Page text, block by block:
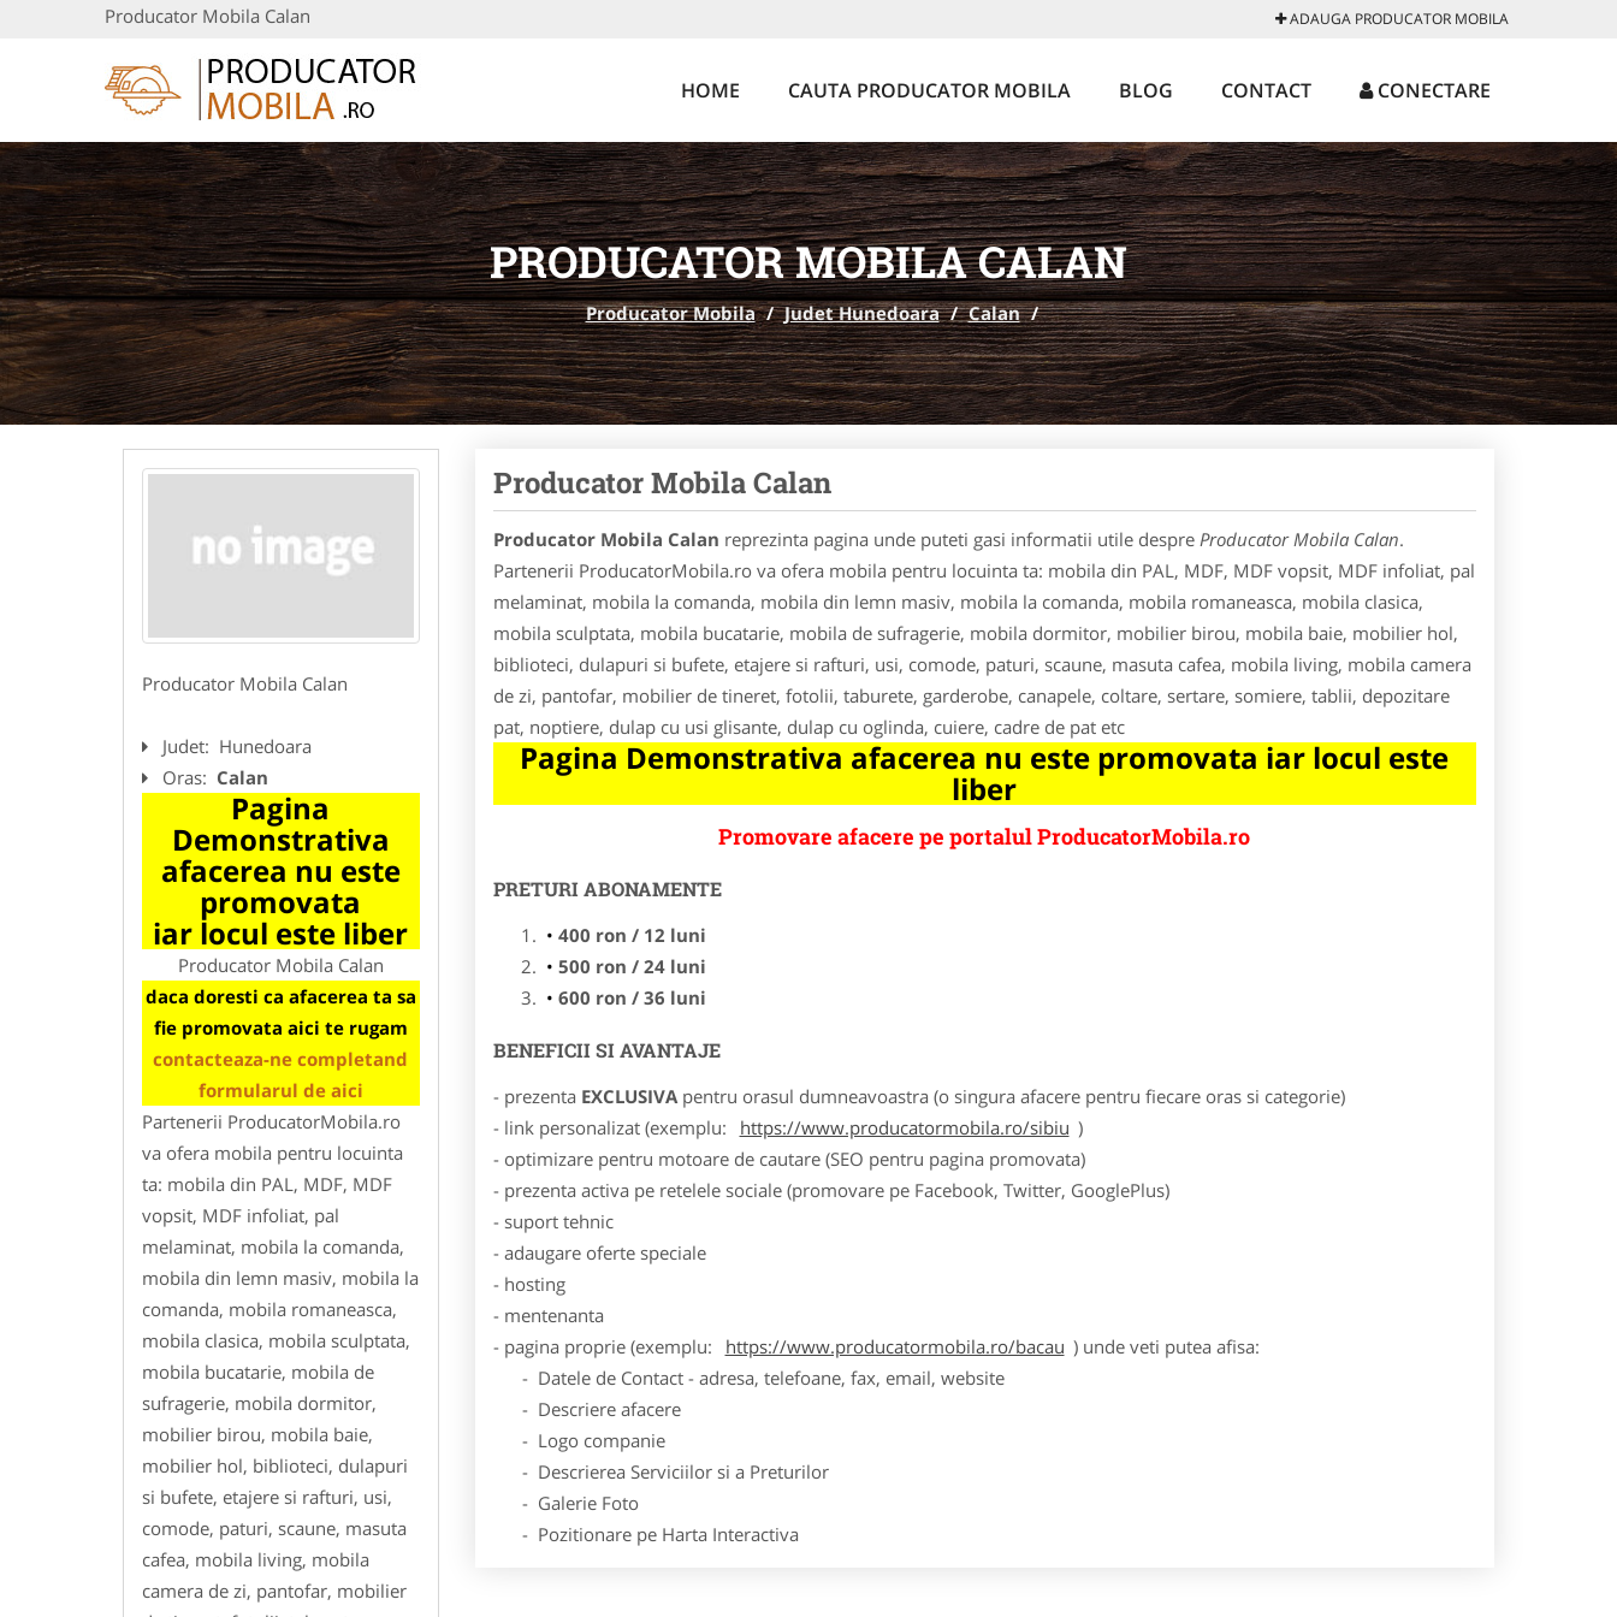
Producator Mobila Calan ADAUGA PRODUCATOR MOBILA
HOME CAUTA PRODUCATOR MOBILA BLOG CONTACT CONECTARE
PRODUCATOR MOBILA CALAN
Producator Mobila / Judet Hunedoara / Calan /
Producator Mobila Calan
Judet: Hunedoara
Oras: Calan
Pagina
Demonstrativa
afacerea nu este
promovata
iar locul este liber
Producator Mobila Calan
daca doresti ca afacerea ta sa
fie promovata aici te rugam
contacteaza-ne completand
formularul de aici
Partenerii ProducatorMobila.ro
va ofera mobila pentru locuinta
ta: mobila din PAL, MDF, MDF
vopsit, MDF infoliat, pal
melaminat, mobila la comanda,
mobila din lemn masiv, mobila la
comanda, mobila romaneasca,
mobila clasica, mobila sculptata,
mobila bucatarie, mobila de
sufragerie, mobila dormitor,
mobilier birou, mobila baie,
mobilier hol, biblioteci, dulapuri
si bufete, etajere si rafturi, usi,
comode, paturi, scaune, masuta
cafea, mobila living, mobila
camera de zi, pantofar, mobilier
Producator Mobila Calan
Producator Mobila Calan reprezinta pagina unde puteti gasi informatii utile despre Producator Mobila Calan.
Partenerii ProducatorMobila.ro va ofera mobila pentru locuinta ta: mobila din PAL, MDF, MDF vopsit, MDF infoliat, pal
melaminat, mobila la comanda, mobila din lemn masiv, mobila la comanda, mobila romaneasca, mobila clasica,
mobila sculptata, mobila bucatarie, mobila de sufragerie, mobila dormitor, mobilier birou, mobila baie, mobilier hol,
biblioteci, dulapuri si bufete, etajere si rafturi, usi, comode, paturi, scaune, masuta cafea, mobila living, mobila camera
de zi, pantofar, mobilier de tineret, fotolii, taburete, garderobe, canapele, coltare, sertare, somiere, tablii, depozitare
pat, noptiere, dulap cu usi glisante, dulap cu oglinda, cuiere, cadre de pat etc
Pagina Demonstrativa afacerea nu este promovata iar locul este
liber
Promovare afacere pe portalul ProducatorMobila.ro
PRETURI ABONAMENTE
400 ron / 12 luni
500 ron / 24 luni
600 ron / 36 luni
BENEFICII SI AVANTAJE
- prezenta EXCLUSIVApentru orasul dumneavoastra (o singura afacere pentru fiecare oras si categorie)
- link personalizat (exemplu:
https://www.producatormobila.ro/sibiu )
- optimizare pentru motoare de cautare (SEO pentru pagina promovata)
- prezenta activa pe retelele sociale (promovare pe Facebook, Twitter, GooglePlus)
- suport tehnic
- adaugare oferte speciale
- hosting
- mentenanta
- pagina proprie (exemplu:
https://www.producatormobila.ro/bacau ) unde veti putea afisa:
- Datele de Contact - adresa, telefoane, fax, email, website
- Descriere afacere
- Logo companie
- Descrierea Serviciilor si a Preturilor
- Galerie Foto
- Pozitionare pe Harta Interactiva